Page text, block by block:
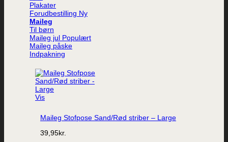
Plakater
Forudbestilling
Maileg
Til børn
Maileg jul
Maileg påske
Indpakning
Vis
Maileg Stofpose Sand/Rød striber – Large
39,95kr.